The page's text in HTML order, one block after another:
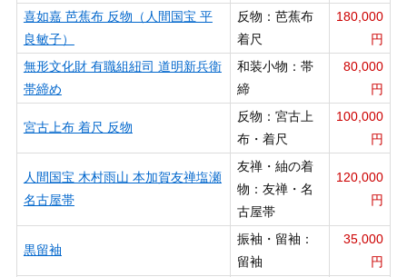
喜如嘉 芭蕉布 反物（人間国宝 平
良敏子）
反物：芭蕉布
着尺
180,000
円
無形文化財 有職組紐司 道明新兵衛
帯締め
和装小物：帯
締
80,000
円
宮古上布 着尺 反物
反物：宮古上
布・着尺
100,000
円
人間国宝 木村雨山 本加賀友禅塩瀬
名古屋帯
友禅・紬の着
物：友禅・名
古屋帯
120,000
円
黒留袖
振袖・留袖：
留袖
35,000
円